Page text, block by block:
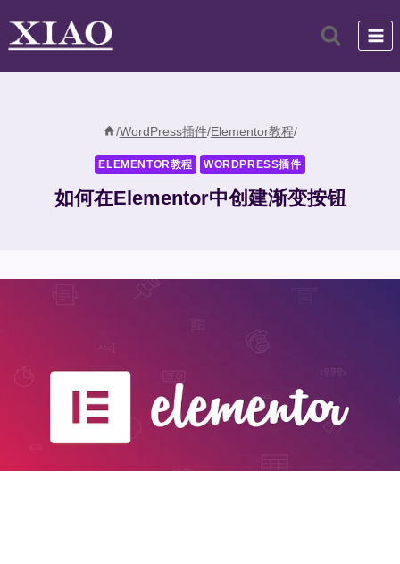
/WordPress插件/Elementor教程/
ELEMENTOR教程 WORDPRESS插件
如何在Elementor中创建渐变按钮